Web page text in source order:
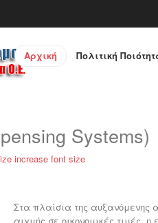
Αρχική Πολιτική
Systems)
increase font size
Στα πλαίσια της αυξανόμενης